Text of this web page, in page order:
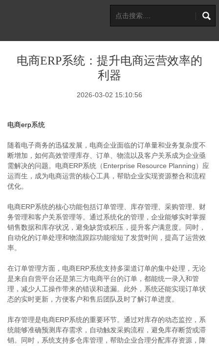
电商ERP系统：提升电商运营效率的
利器
2026-03-02 15:10:56
电商erp系统
随着电子商务的迅猛发展，电商企业面临的订单量和业务复杂度不
断增加，如何高效管理库存、订单、物流以及客户关系成为企业亟
需解决的问题。电商ERP系统（Enterprise Resource Planning）应
运而生，成为电商运营的核心工具，帮助企业实现资源整合和流程
优化。
电商ERP系统的核心功能包括订单管理、库存管理、采购管理、财
务管理和客户关系管理等。通过系统化的管理，企业能够实时掌握
销售数据和库存状况，避免缺货或积压，提升客户满意度。同时，
自动化的订单处理和物流跟踪功能缩短了发货时间，提高了运营效
率。
在订单管理方面，电商ERP系统支持多渠道订单的集中处理，无论
是来自自营平台还是第三方电商平台的订单，都能统一录入和管
理，减少人工操作带来的错误和遗漏。此外，系统还能实现订单状
态的实时更新，方便客户和售后团队及时了解订单进度。
库存管理是电商ERP系统的重要环节。通过对库存的动态监控，系
统能够准确预测库存需求，自动触发采购流程，避免库存断货或滞
销。同时，系统支持多仓库管理，帮助企业合理分配库存资源，降